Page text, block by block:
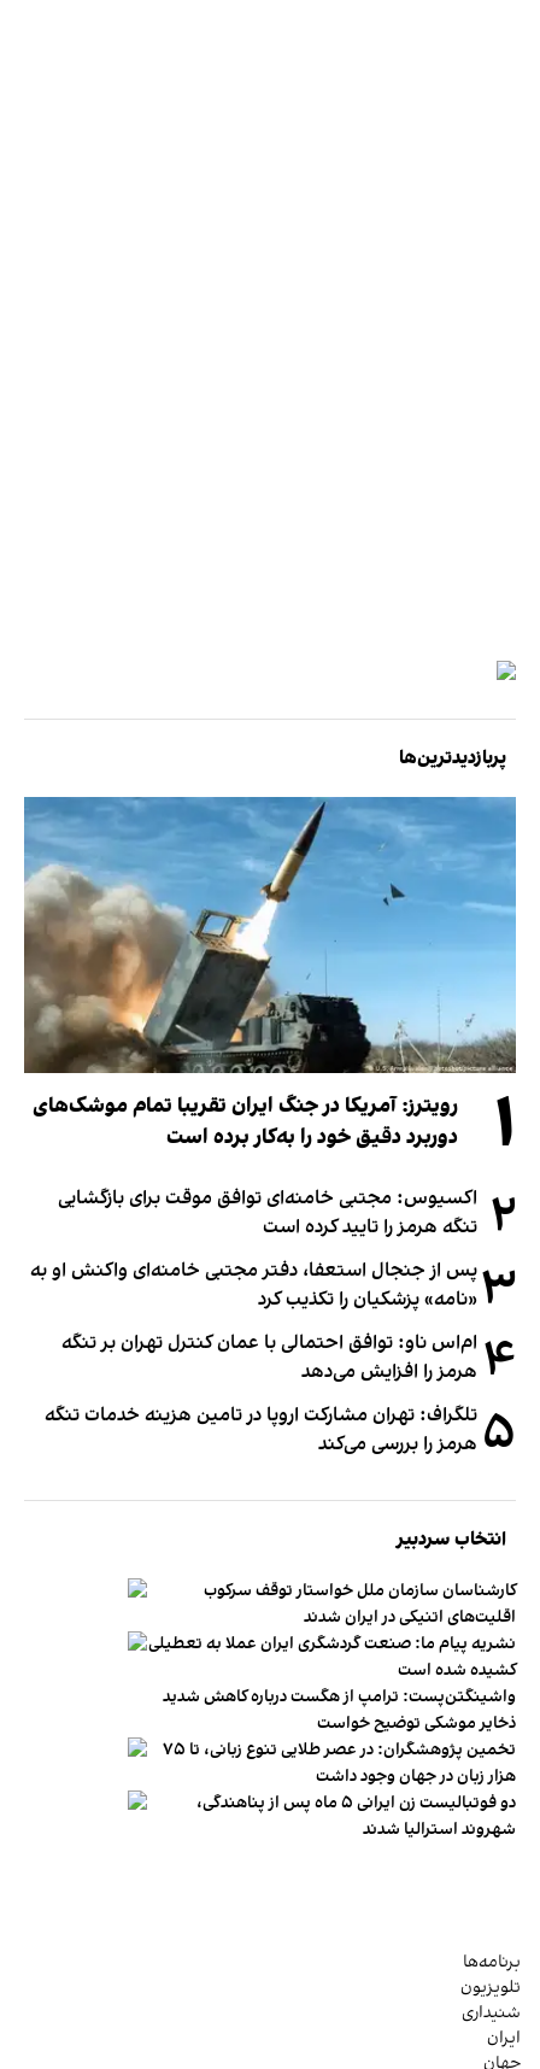
پربازدیدترین‌ها
۱
رویترز: آمریکا در جنگ ایران تقریبا تمام موشک‌های
دوربرد دقیق خود را به‌کار برده است
۲ اکسیوس: مجتبی خامنه‌ای توافق موقت برای بازگشایی
تنگه هرمز را تایید کرده است
۳پس از جنجال استعفا، دفتر مجتبی خامنه‌ای واکنش او به
«نامه» پزشکیان را تکذیب کرد
۴ ام‌اس ناو: توافق احتمالی با عمان کنترل تهران بر تنگه
هرمز را افزایش می‌دهد
۵ تلگراف: تهران مشارکت اروپا در تامین هزینه خدمات تنگه
هرمز را بررسی می‌کند
انتخاب سردبیر
کارشناسان سازمان ملل خواستار توقف سرکوب
اقلیت‌های اتنیکی در ایران شدند
نشریه پیام ما: صنعت گردشگری ایران عملا به تعطیلی
کشیده شده است
واشینگتن‌پست: ترامپ از هگست درباره کاهش شدید
ذخایر موشکی توضیح خواست
تخمین پژوهشگران: در عصر طلایی تنوع زبانی، تا ۷۵
هزار زبان در جهان وجود داشت
دو فوتبالیست زن ایرانی ۵ ماه پس از پناهندگی،
شهروند استرالیا شدند
برنامه‌ها
تلویزیون
شنیداری
ایران